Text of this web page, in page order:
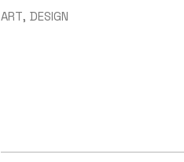
ART DESIGN